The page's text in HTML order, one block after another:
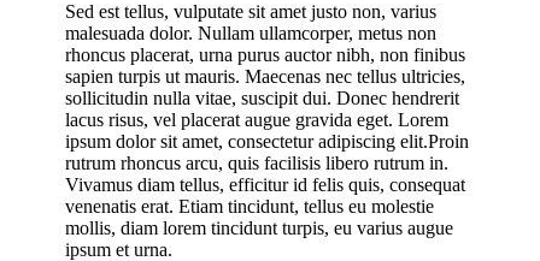
Sed est tellus, vulputate sit amet justo non, varius
malesuada dolor. Nullam ullamcorper, metus non
rhoncus placerat, urna purus auctor nibh, non finibus
sapien turpis ut mauris. Maecenas nec tellus ultricies,
sollicitudin nulla vitae, suscipit dui. Donec hendrerit
lacus risus, vel placerat augue gravida eget. Lorem
ipsum dolor sit amet, consectetur adipiscing elit.Proin
rutrum rhoncus arcu, quis facilisis libero rutrum in.
Vivamus diam tellus, efficitur id felis quis, consequat
venenatis erat. Etiam tincidunt, tellus eu molestie
mollis, diam lorem tincidunt turpis, eu varius augue
ipsum et urna.